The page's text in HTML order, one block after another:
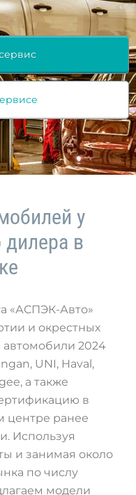
у
в
«АСПЭК-Авто»
и окрестных
автомобили 2024
UNI, Haval,
а также
в
центре ранее
Используя
и занимая около
по числу
модели